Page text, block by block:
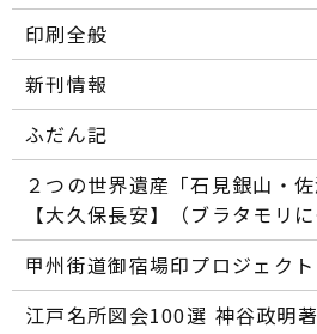
印刷全般
新刊情報
ふだん記
２つの世界遺産「石見銀山・
【大久保長安】（ブラタモリに
甲州街道御宿場印プロジェクト
江戸名所図会100選―― 神谷政明著